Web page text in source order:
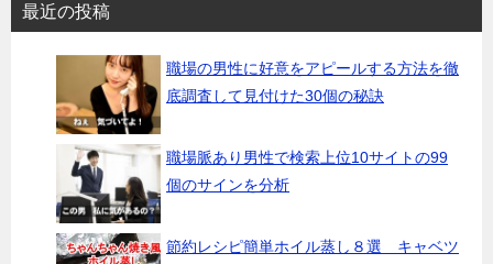
最近の投稿
職場の男性に好意をアピールする方法を徹
底調査して見付けた30個の秘訣
職場脈あり男性で検索上位10サイトの99
個のサインを分析
節約レシピ簡単ホイル蒸し８選 キャベツ